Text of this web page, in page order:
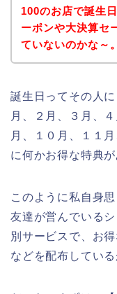
100のお店で誕生
ーポンや大決算セ
ていないのかな～。
誕生日ってその人
月、２月、３月、
月、１０月、１１
に何かお得な特典
このように私自身
友達が営んでいる
別サービスで、お
などを配布している